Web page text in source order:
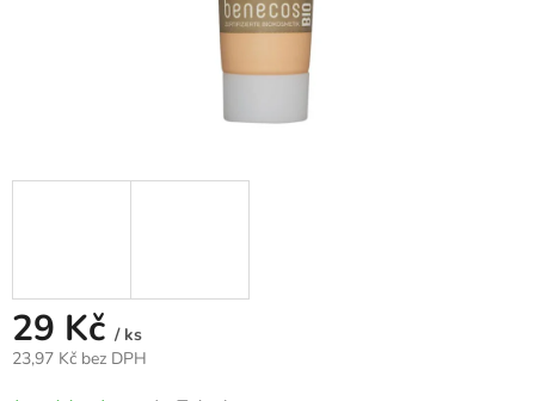
29 Kč / ks
23,97 Kč bez DPH